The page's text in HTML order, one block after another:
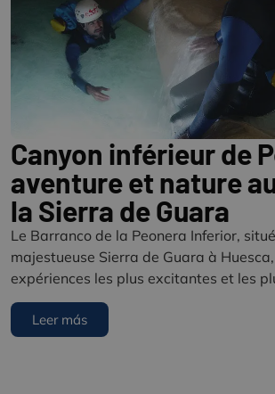
Canyon inférieur de
aventure et nature
la Sierra de Guara
Le Barranco de la Peonera Inferior,
majestueuse Sierra de Guara à Huesca,
expériences les plus excitantes et les
Leer más